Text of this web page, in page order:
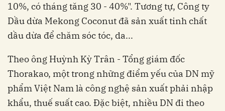
10%, có tháng tăng 30 - 40%". Tương tự, Công ty
Dầu dừa Mekong Coconut đã sản xuất tinh chất
dầu dừa để chăm sóc tóc, da...
Theo ông Huỳnh Kỳ Trân - Tổng giám đốc
Thorakao, một trong những điểm yếu của DN mỹ
phẩm Việt Nam là công nghệ sản xuất phải nhập
khẩu, thuế suất cao. Đặc biệt, nhiều DN đi theo